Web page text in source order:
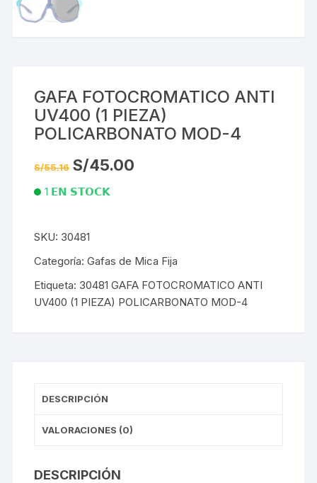
GAFA FOTOCROMATICO ANTI
UV400 (1 PIEZA)
POLICARBONATO MOD-4
S/55.16 El
precio
era:
S/45.00
1 𝗘𝗡 𝗦𝗧𝗢𝗖𝗞
FOTOCROMATICO
ANTI
(1
PIEZA)
SKU: 30481
Categoría:Gafas de Mica Fija
Etiqueta: 30481 GAFA FOTOCROMATICO ANTI
UV400 (1 PIEZA) POLICARBONATO MOD-4
DESCRIPCIÓN
VALORACIONES (0)
DESCRIPCIÓN